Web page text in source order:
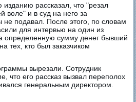
рассказал, что "резал
воле" и в суд на него за
не подавал. После этого, по словам
для интервью на один из
определенную сумму денег бывший
тех, кто был заказчиком
вырезали. Сотрудник
что его рассказ вызвал переполох
генеральным директором.